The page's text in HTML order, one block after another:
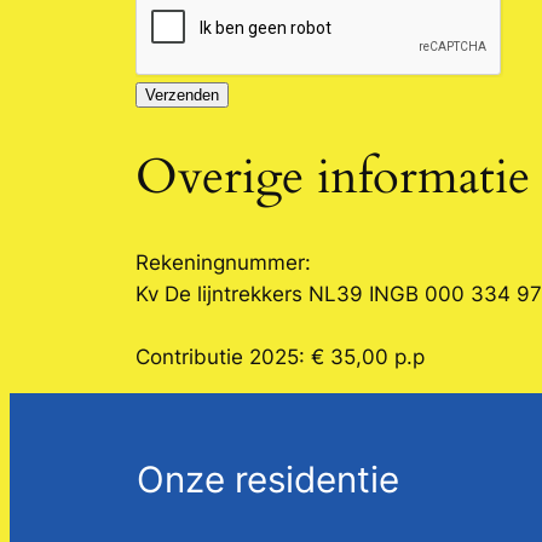
Overige informatie
Rekeningnummer:
Kv De lijntrekkers NL39 INGB 000 334
Contributie 2025: € 35,00 p.p
Onze residentie